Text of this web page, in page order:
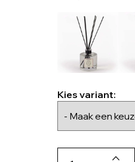
Kies variant: